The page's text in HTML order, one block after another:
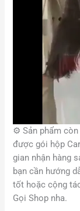
⚙️Sản phẩm
được gói hộp
gian nhận hàng
bạn cần hướng
tốt hoặc cộng
Gọi Shop nha.